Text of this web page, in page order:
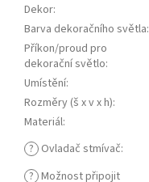
Dekor:
Barva dekoračního světla:
Příkon/proud pro
dekorační světlo:
Umístění:
Rozměry (š x v x h):
Materiál:
? Ovladač stmívač:
? Možnost připojit